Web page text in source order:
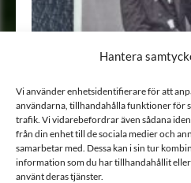
Hantera
Vi använder enhetsidentifierare för att
användarna, tillhandahålla funktioner för
trafik. Vi vidarebefordrar även sådana
från din enhet till de sociala medier och
samarbetar med. Dessa kan i sin tur
information som du har tillhandahållit
använt deras tjänster.